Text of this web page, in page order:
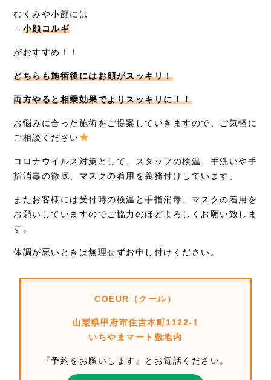
むくみや小顔には
→ 小顔コルギ
がおすすめ！！
どちらも施術後にはお顔がスッキリ！
両方やると相乗効果でよりスッキリに！！
お悩みに合った施術をご提案していきますので、ご気軽に
ご相談ください
コロナウイルス対策として、スタッフの検温、手洗いや手
指消毒の徹底、マスクの着用を義務付けしています。
またお客様には受付時の検温と手指消毒、マスクの着用を
お願いしていますのでご協力のほどよろしくお願い致しま
す。
体調が悪いときは無理せずお申し付けください。
COEUR（クール）
山梨県甲府市住吉本町1122-1
いちやまマート敷地内
『予約をお願いします』とお電話ください。